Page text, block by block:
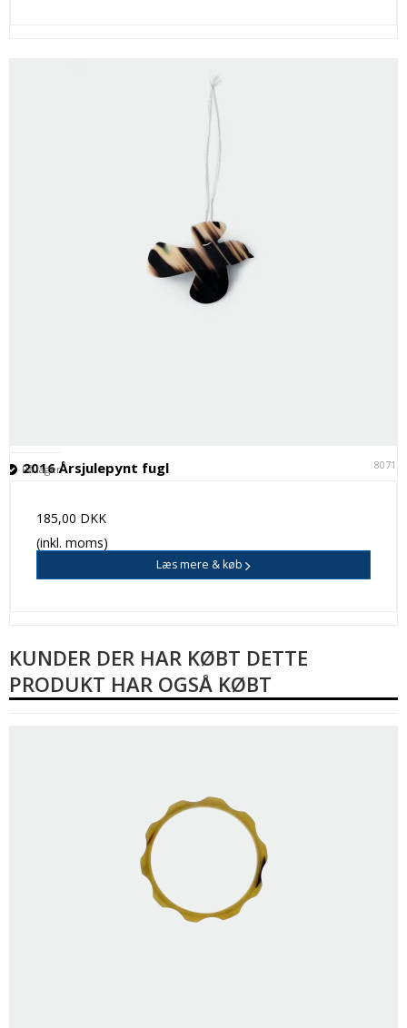
2016 Årsjulepynt fugl 80711
På lager
185,00 DKK
(inkl. moms)
Læs mere & køb
KUNDER DER HAR KØBT DETTE
PRODUKT HAR OGSÅ KØBT